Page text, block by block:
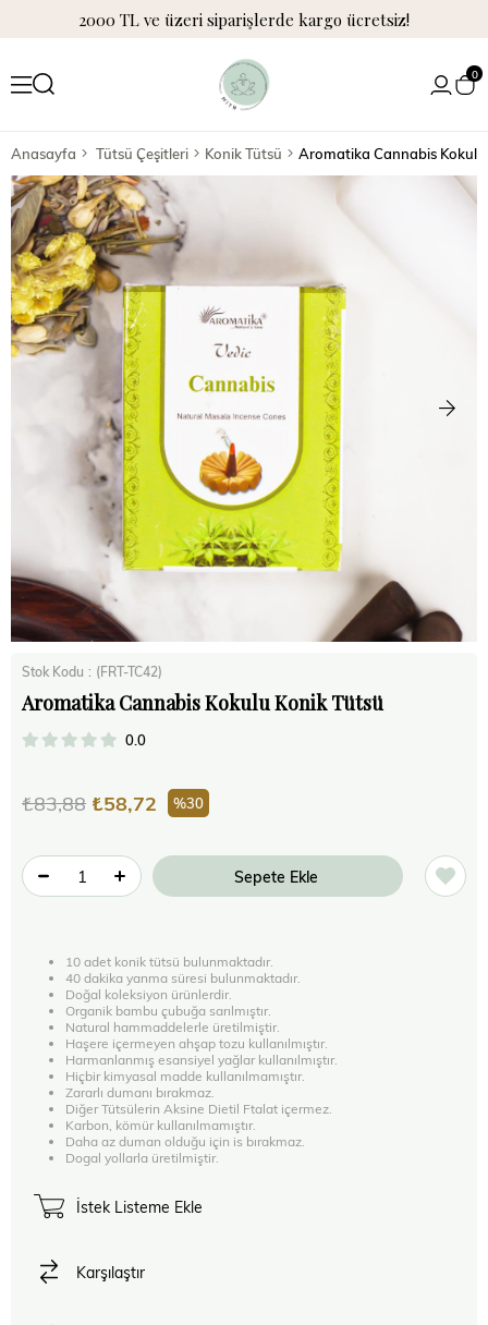
2000 TL ve üzeri siparişlerde kargo ücretsiz!
0
Anasayfa Tütsü Çeşitleri Konik Tütsü Aromatika Cannabis
Stok Kodu (FRT-TC42)
Aromatika Cannabis Kokulu Konik Tütsü
0.0
₺83,88 ₺58,72 30
10 adet konik tütsü bulunmaktadır.
40 dakika yanma süresi bulunmaktadır.
Doğal koleksiyon ürünlerdir.
Organik bambu çubuğa sarılmıştır.
Natural hammaddelerle üretilmiştir.
Haşere içermeyen ahşap tozu kullanılmıştır.
Harmanlanmış esansiyel yağlar kullanılmıştır.
Hiçbir kimyasal madde kullanılmamıştır.
Zararlı dumanı bırakmaz.
Diğer Tütsülerin Aksine Dietil Ftalat içermez.
Karbon, kömür kullanılmamıştır.
Daha az duman olduğu için is bırakmaz.
Dogal yollarla üretilmiştir.
İstek Listeme Ekle
Karşılaştır